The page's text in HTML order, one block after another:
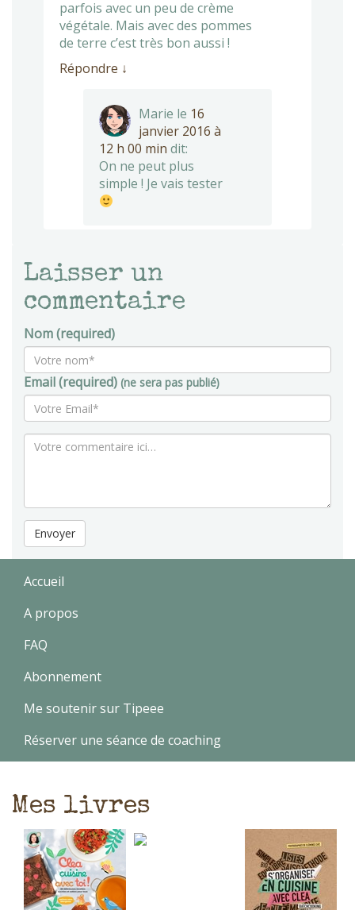
parfois avec un peu de crème
végétale. Mais avec des pommes
de terre c’est très bon aussi !
Répondre ↓
Marie le 16
janvier 2016 à
12 h 00 min dit:
On ne peut plus
simple ! Je vais tester
Laisser un
commentaire
Nom (required)
Email (required) (ne sera pas publié)
Envoyer
Accueil
A propos
FAQ
Abonnement
Me soutenir sur Tipeee
Réserver une séance de coaching
Mes livres